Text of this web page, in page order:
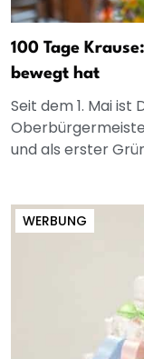
100 Tage
bewegt hat
Seit dem 1. Mai ist
und als erster
WERBUNG